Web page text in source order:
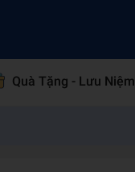
Quà Tặng - Lưu Niệm